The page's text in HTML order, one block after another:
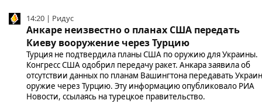
14:20 | Ридус
Анкаре неизвестно о планах США передать
Киеву вооружение через Турцию
Турция не подтвердила планы США по оружию для Украины.
Конгресс США одобрил передачу ракет. Анкара заявила об
отсутствии данных по планам Вашингтона передавать
оружие через Турцию. Эту информацию опубликовало РИА
Новости, ссылаясь на турецкое правительство.